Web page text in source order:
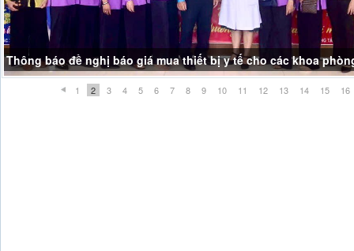
Thông báo đề nghị báo giá mua thiết bị y tế cho các khoa
1 2 3 4 5 6 7 8 9 10 11 12 13 14 15 16